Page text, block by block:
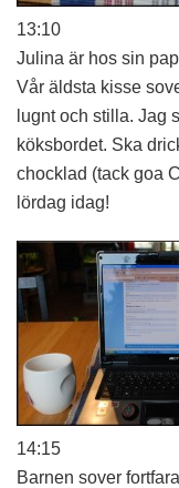
13:10
Julina är hos sin
Vår äldsta kisse
lugnt och stilla. Jag
köksbordet. Ska
chocklad (tack goa
lördag idag!
14:15
Barnen sover